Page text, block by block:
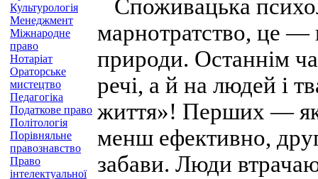
Культурологія
Менеджмент
Міжнародне
право
Нотаріат
Ораторське
мистецтво
Педагогіка
Податкове право
Політологія
Порівняльне
правознавство
Право
інтелектуальної
Споживацька
марнотратство, це —
природи. Останнім
речі, а й на людей і
життя»! Перших — як
менш ефективно,
забави. Люди